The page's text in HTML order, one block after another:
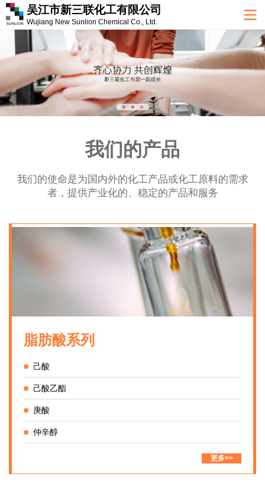
吴江市新三联化工有限公司
Wujiang New Sunlion Chemical Co., Ltd.
我们的产品
我们的使命是为国内外的化工产品或化工原料的需求
者，提供产业化的、稳定的产品和服务
脂肪酸系列
■己酸
■己酸乙酯
■ 庚酸
■仲辛醇
更多>>